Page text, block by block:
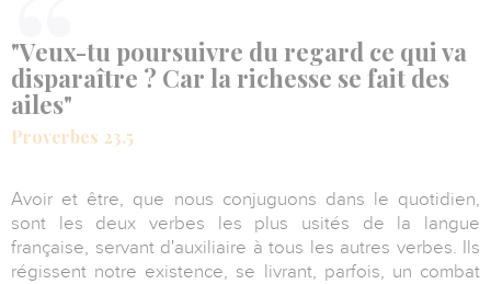
"Veux-tu poursuivre du regard ce qui va
disparaître ? Car la richesse se fait des
ailes"
Proverbes 23.5
Avoir et être, que nous conjuguons dans le quotidien,
sont les deux verbes les plus usités de la langue
française, servant d'auxiliaire à tous les autres verbes. Ils
régissent notre existence, se livrant, parfois, un combat